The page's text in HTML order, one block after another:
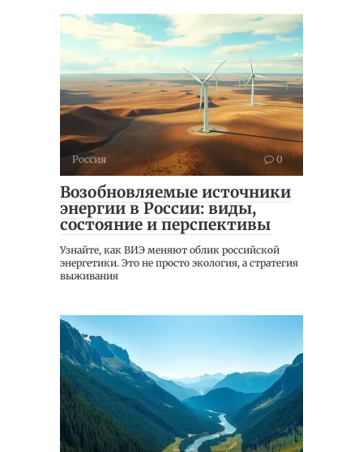
Россия 0
Возобновляемые источники
энергии в России: виды,
состояние и перспективы
Узнайте, как ВИЭ меняют облик российской
энергетики. Это не просто экология, а стратегия
выживания